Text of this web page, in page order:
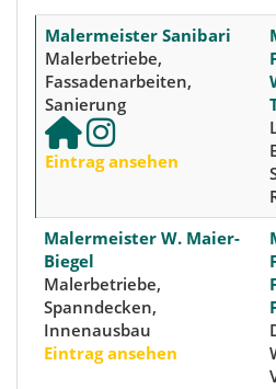
Malermeister Sanibari
Malerbetriebe,
Fassadenarbeiten,
Sanierung
Eintrag ansehen
Malermeister W. Maier-
Biegel
Malerbetriebe,
Spanndecken,
Innenausbau
Eintrag ansehen